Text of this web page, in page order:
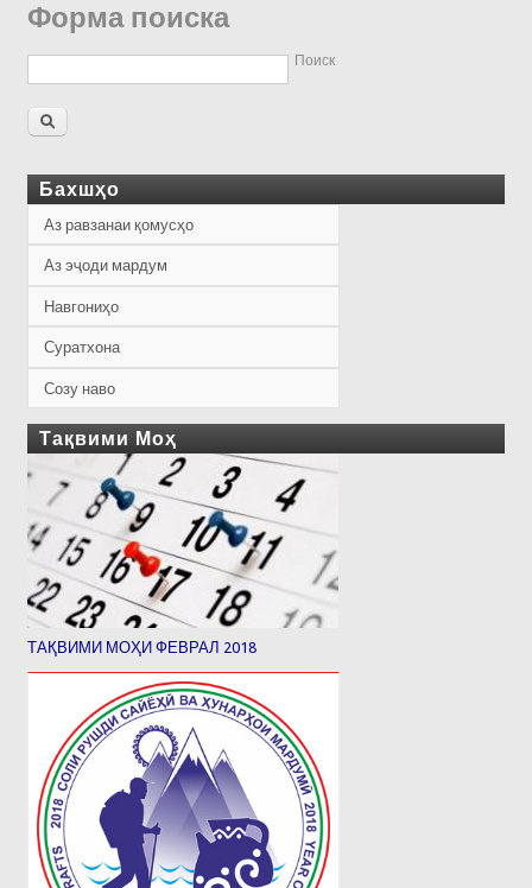
Форма поиска
Поиск
Бахшҳо
Аз равзанаи қомусҳо
Аз эҷоди мардум
Навгониҳо
Суратхона
Созу наво
Тақвими Моҳ
ТАҚВИМИ МОҲИ ФЕВРАЛ 2018